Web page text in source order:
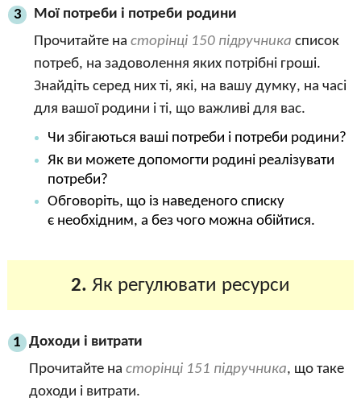
3
Мої потреби і потреби родини
Прочитайте на сторінці 150 підручника список
потреб, на задоволення яких потрібні гроші.
Знайдіть серед них ті, які, на вашу думку, на часі
для вашої родини і ті, що важливі для вас.
Чи збігаються ваші потреби і потреби родини?
Як ви можете допомогти родині реалізувати
потреби?
Обговоріть, що із наведеного списку
є необхідним, а без чого можна обійтися.
2. Як регулювати ресурси
1 Доходи і витрати
Прочитайте на сторінці 151 підручника, що таке
доходи і витрати.